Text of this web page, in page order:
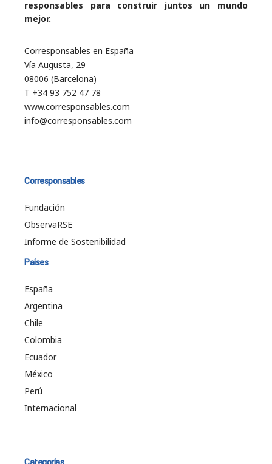
responsables para construir juntos un mundo
mejor.
Corresponsables en España
Vía Augusta, 29
08006 (Barcelona)
T +34 93 752 47 78
www.corresponsables.com
info@corresponsables.com
Corresponsables
Fundación
ObservaRSE
Informe de Sostenibilidad
Países
España
Argentina
Chile
Colombia
Ecuador
México
Perú
Internacional
Categorías